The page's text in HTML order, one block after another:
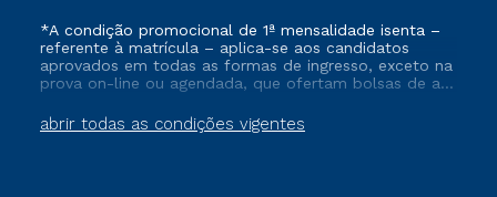
abrir todas as condições vigentes
*A condição promocional de 1ª mensalidade isenta –
referente à matrícula – aplica-se aos candidatos
aprovados em todas as formas de ingresso, exceto na
prova on-line ou agendada, que ofertam bolsas de até
vigente, que ainda não tenham efetivado e/ou não
tenham cancelado ou trancado sua matrícula em uma